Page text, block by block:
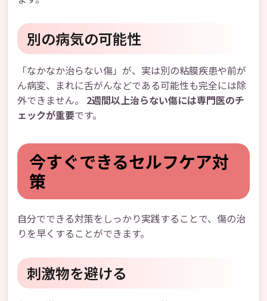
別の病気の可能性
「なかなか治らない傷」が、実は別の粘膜疾患や前が
ん病変、まれに舌がんなどである可能性も完全には除
外できません。 2週間以上治らない傷には専門医のチ
ェックが重要です。
今すぐできるセルフケア対
策
自分でできる対策をしっかり実践することで、傷の治
りを早くすることができます。
刺激物を避ける